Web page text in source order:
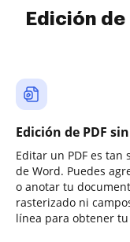
Edición
Edición de PDF
Editar un PDF es
de Word. Puedes
o anotar tu
rasterizado ni
línea para obtener